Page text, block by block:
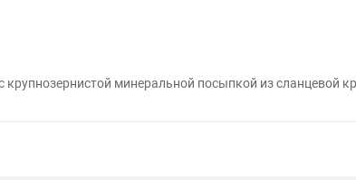
минеральной посыпкой из сланцевой